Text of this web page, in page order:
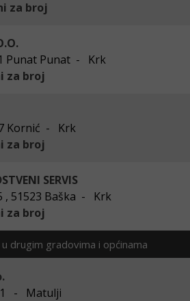
za broj
Punat Punat - Krk
za broj
Kornić - Krk
za broj
SERVIS
, 51523 Baška - Krk
za broj
drugim gradovima i općinama
- Matulji